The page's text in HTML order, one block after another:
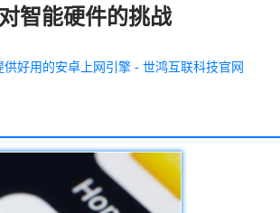
智能硬件的挑战
供好用的安卓上网引擎 - 世鸿互联科技官网